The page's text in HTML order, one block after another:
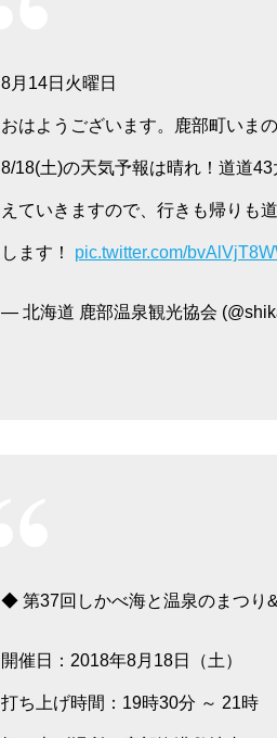
8月14日火曜日
おはようございます。鹿部町いま
8/18(土)の天気予報は晴れ！道道
えていきますので、行きも帰りも
します！ pic.twitter.com/
— 北海道 鹿部温泉観光協会
◆ 第37回しかべ海と温泉のまつり
開催日：2018年8月18日（土）
打ち上げ時間：19時30分 ～ 21時